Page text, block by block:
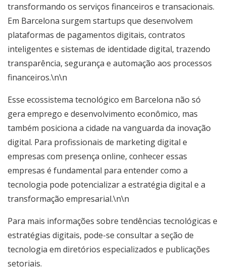
transformando os serviços financeiros e transacionais.
Em Barcelona surgem startups que desenvolvem
plataformas de pagamentos digitais, contratos
inteligentes e sistemas de identidade digital, trazendo
transparência, segurança e automação aos processos
financeiros.\n\n
Esse ecossistema tecnológico em Barcelona não só
gera emprego e desenvolvimento econômico, mas
também posiciona a cidade na vanguarda da inovação
digital. Para profissionais de marketing digital e
empresas com presença online, conhecer essas
empresas é fundamental para entender como a
tecnologia pode potencializar a estratégia digital e a
transformação empresarial.\n\n
Para mais informações sobre tendências tecnológicas e
estratégias digitais, pode-se consultar a seção de
tecnologia em diretórios especializados e publicações
setoriais.